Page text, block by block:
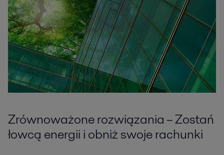
Zrównoważone rozwiązania – Zostań
łowcą energii i obniż swoje rachunki